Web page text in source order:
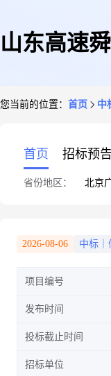
山东高速
您当前的位置： 首页 中
首页 招标预告
省份地区： 北京
2026-08-06 中标｜
项目编号
发布时间
投标截止时间
招标单位